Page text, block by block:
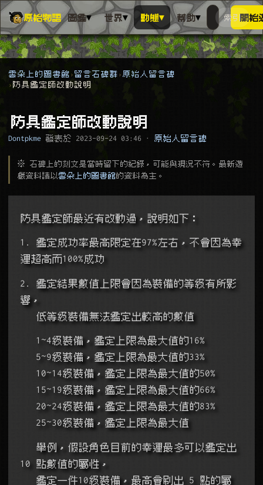
原始物語 圖鑑▾ 世界▾ 動態▾ 幫助▾
搜尋萬物
搜人物、
索引開始
雲朵上的圖書館 留言石碑群
原始人留言碑
防具鑑定師改動說明
防具鑑定師改動說明
Dontpkme 發表於 2023-09-24 03:46 · 原始人留言碑
※ 石碑上的刻文是當時留下的紀錄，可能與現況不符。最新遊
戲資料請以 雲朵上的圖書館的資料為主。
防具鑑定師最近有改動過，說明如下：
1. 鑑定成功率最高限定在97%左右，不會因為幸
運超高而100%成功
2. 鑑定結果數值上限會因為裝備的等級有所影
響，
   低等級裝備無法鑑定出較高的數值
   1~4級裝備，鑑定上限為最大值的16%
   5~9級裝備，鑑定上限為最大值的33%
   10~14級裝備，鑑定上限為最大值的50%
   15~19級裝備，鑑定上限為最大值的66%
   20~24級裝備，鑑定上限為最大值的83%
   25~30級裝備，鑑定上限為最大值
10 點數值的屬性，